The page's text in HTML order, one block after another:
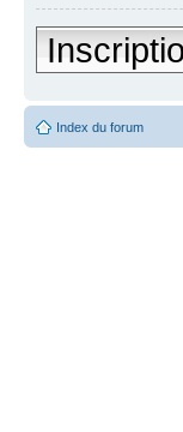
Index du forum